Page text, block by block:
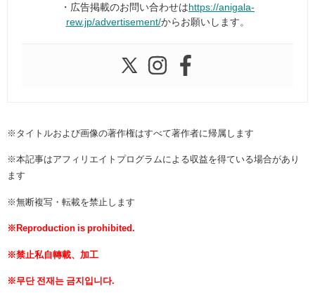
・広告掲載のお問い合わせは https://anigala-
rew.jp/advertisement/からお願いします。
※タイトルおよび画像の著作権はすべて著作者に帰属します
※本記事はアフィリエイトプログラムによる収益を得ている場合があり
ます
※無断複写・転載を禁止します
※Reproduction is prohibited.
※禁止私自轉載、加工
※무단 전재는 금지입니다.